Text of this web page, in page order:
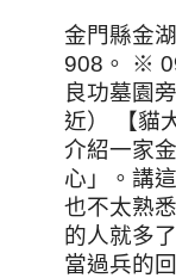
金門縣金
908。 ※
良功墓園
近） 【貓
介紹一家
心」。講
也不太熟
的人就多
當過兵的